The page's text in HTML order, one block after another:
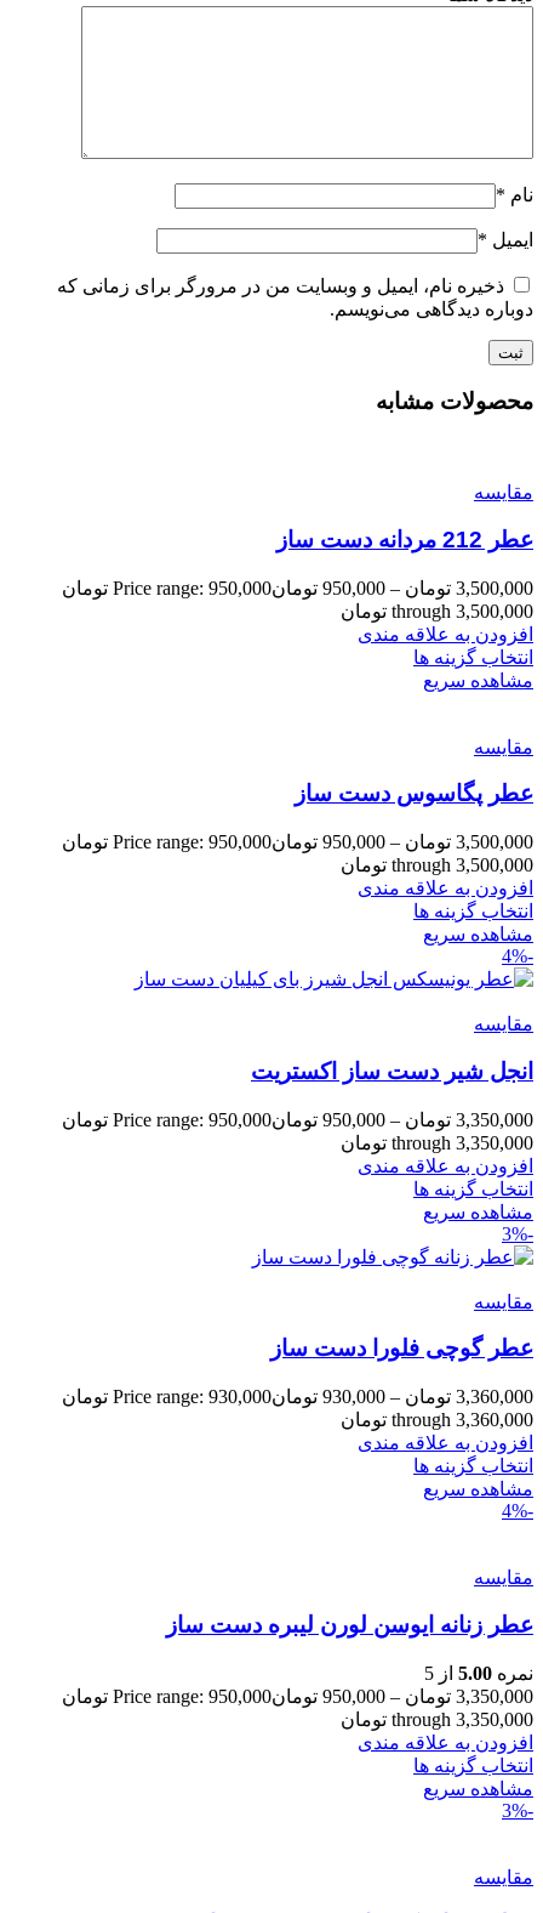
نام *
ایمیل *
ذخیره نام، ایمیل و وبسایت من در مرورگر برای زمانی که
دوباره دیدگاهی می‌نویسم.
محصولات مشابه
مقایسه
عطر 212 مردانه دست ساز
3,500,000 تومان –
950,000 تومان
Price range: 950,000 تومان
through 3,500,000 تومان
افزودن به علاقه مندی
انتخاب گزینه ها
مشاهده سریع
مقایسه
عطر پگاسوس دست ساز
3,500,000 تومان –
950,000 تومان
Price range: 950,000 تومان
through 3,500,000 تومان
افزودن به علاقه مندی
انتخاب گزینه ها
مشاهده سریع
-4%
مقایسه
انجل شیر دست ساز اکستریت
3,350,000 تومان –
950,000 تومان
Price range: 950,000 تومان
through 3,350,000 تومان
افزودن به علاقه مندی
انتخاب گزینه ها
مشاهده سریع
-3%
مقایسه
عطر گوچی فلورا دست ساز
3,360,000 تومان –
930,000 تومان
Price range: 930,000 تومان
through 3,360,000 تومان
افزودن به علاقه مندی
انتخاب گزینه ها
مشاهده سریع
-4%
مقایسه
عطر زنانه ایوسن لورن لیبره دست ساز
نمره 5.00 از 5
3,350,000 تومان –
950,000 تومان
Price range: 950,000 تومان
through 3,350,000 تومان
افزودن به علاقه مندی
انتخاب گزینه ها
مشاهده سریع
-3%
مقایسه